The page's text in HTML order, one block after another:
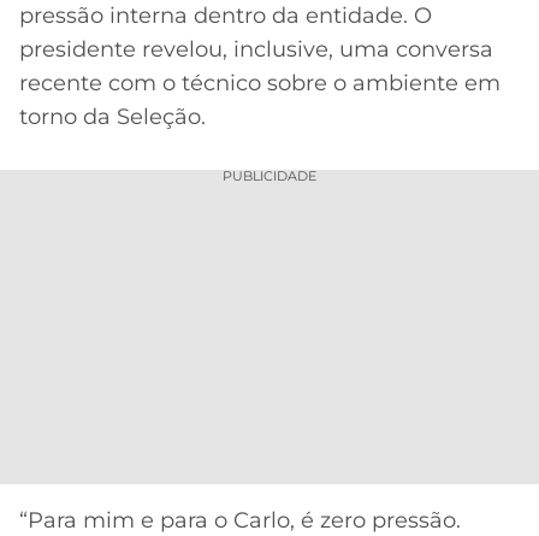
pressão interna dentro da entidade. O
presidente revelou, inclusive, uma conversa
recente com o técnico sobre o ambiente em
torno da Seleção.
PUBLICIDADE
“Para mim e para o Carlo, é zero pressão.